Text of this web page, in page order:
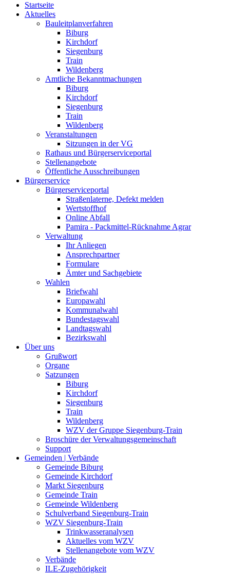
Startseite
Aktuelles
Bauleitplanverfahren
Biburg
Kirchdorf
Siegenburg
Train
Wildenberg
Amtliche Bekanntmachungen
Biburg
Kirchdorf
Siegenburg
Train
Wildenberg
Veranstaltungen
Sitzungen in der VG
Rathaus und Bürgerserviceportal
Stellenangebote
Öffentliche Ausschreibungen
Bürgerservice
Bürgerserviceportal
Straßenlaterne, Defekt melden
Wertstoffhof
Online Abfall
Pamira - Packmittel-Rücknahme Agrar
Verwaltung
Ihr Anliegen
Ansprechpartner
Formulare
Ämter und Sachgebiete
Wahlen
Briefwahl
Europawahl
Kommunalwahl
Bundestagswahl
Landtagswahl
Bezirkswahl
Über uns
Grußwort
Organe
Satzungen
Biburg
Kirchdorf
Siegenburg
Train
Wildenberg
WZV der Gruppe Siegenburg-Train
Broschüre der Verwaltungsgemeinschaft
Support
Gemeinden | Verbände
Gemeinde Biburg
Gemeinde Kirchdorf
Markt Siegenburg
Gemeinde Train
Gemeinde Wildenberg
Schulverband Siegenburg-Train
WZV Siegenburg-Train
Trinkwasseranalysen
Aktuelles vom WZV
Stellenangebote vom WZV
Verbände
ILE-Zugehörigkeit